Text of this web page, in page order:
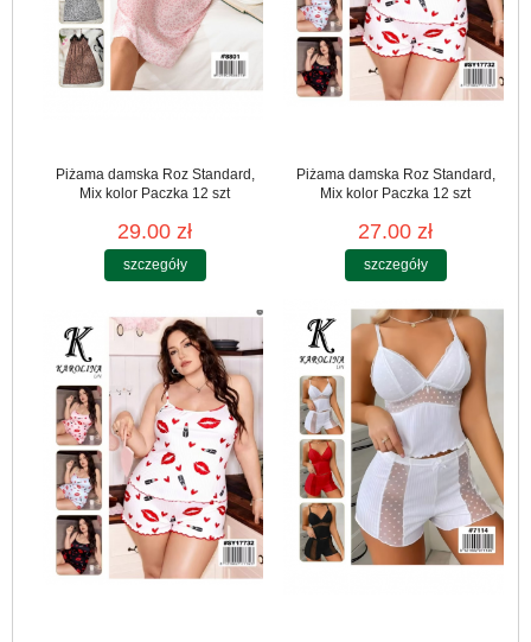
Piżama damska Roz Standard,
Mix kolor Paczka 12 szt
29.00 zł
szczegóły
Piżama damska Roz Standard,
Mix kolor Paczka 12 szt
27.00 zł
szczegóły